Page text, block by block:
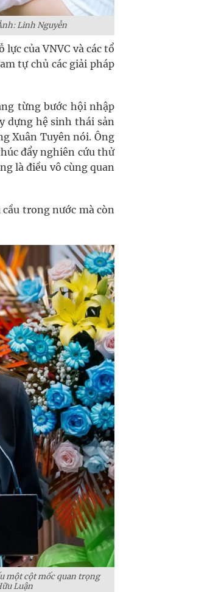
Linh Nguyễn
của VNVC và các tổ
tự chủ các giải pháp
từng bước hội nhập
dựng hệ sinh thái sản
Xuân Tuyên nói. Ông
đẩy nghiên cứu thử
là điều vô cùng quan
trong nước mà còn
một cột mốc quan trọng
Luận